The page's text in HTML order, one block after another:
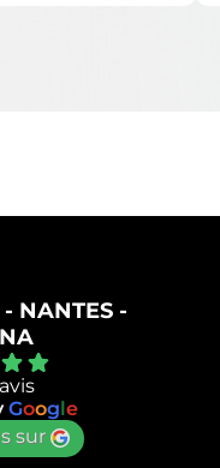
NANTES -
Google
sur